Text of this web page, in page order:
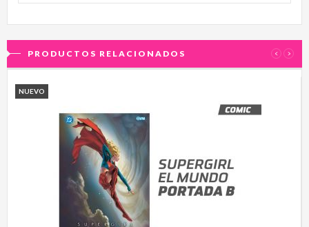
PRODUCTOS RELACIONADOS ‹ ›
NUEVO